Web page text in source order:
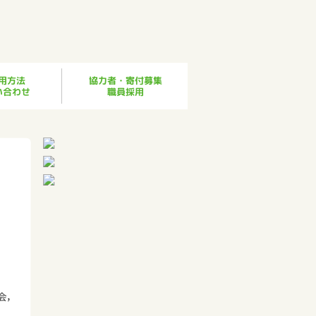
方法
わせ
協力者・寄付募集
職員採用